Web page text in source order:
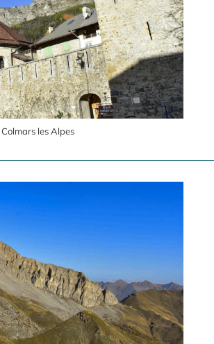
les Alpes